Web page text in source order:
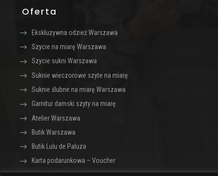
Oferta
Ekskluzywna odzież Warszawa
Szycie na miarę Warszawa
Szycie sukni Warszawa
Suknie wieczorowe szyte na miarę
Suknie ślubne na miarę Warszawa
Garnitur damski szyty na miarę
Atelier Warszawa
Butik Warszawa
Butik Lulu de Paluza
Karta podarunkowa – Voucher